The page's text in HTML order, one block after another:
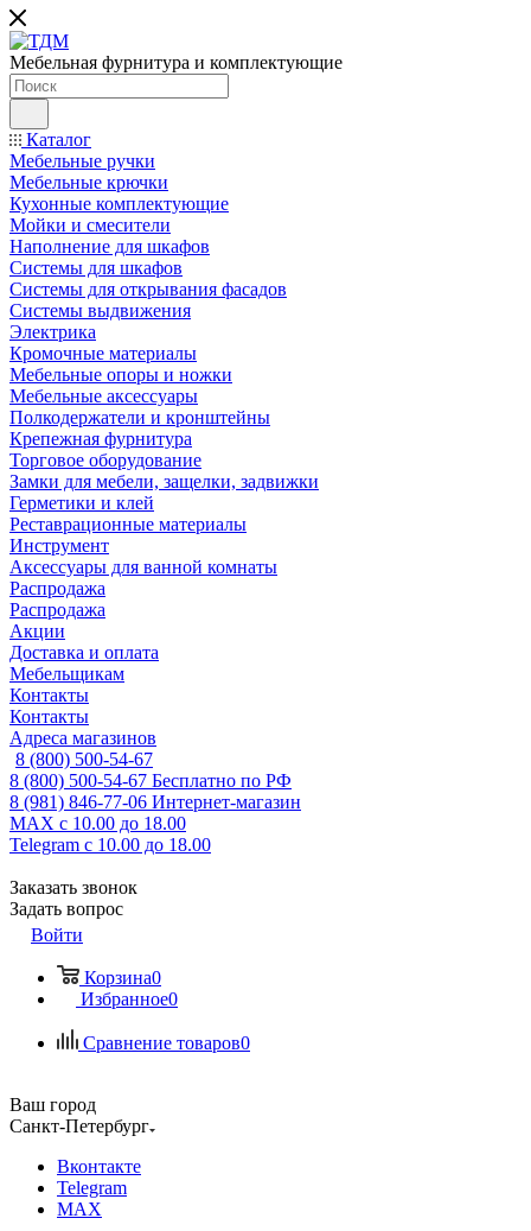
Мебельная фурнитура и комплектующие
Каталог
Мебельные ручки
Мебельные крючки
Кухонные комплектующие
Мойки и смесители
Наполнение для шкафов
Cистемы для шкафов
Системы для открывания фасадов
Системы выдвижения
Электрика
Кромочные материалы
Мебельные опоры и ножки
Мебельные аксессуары
Полкодержатели и кронштейны
Крепежная фурнитура
Торговое оборудование
Замки для мебели, защелки, задвижки
Герметики и клей
Реставрационные материалы
Инструмент
Аксессуары для ванной комнаты
Распродажа
Распродажа
Акции
Доставка и оплата
Мебельщикам
Контакты
Контакты
Адреса магазинов
8 (800) 500-54-67
8 (800) 500-54-67 Бесплатно по РФ
8 (981) 846-77-06 Интернет-магазин
MAX с 10.00 до 18.00
Telegram с 10.00 до 18.00
Заказать звонок
Задать вопрос
Войти
Корзина0
Избранное0
Сравнение товаров0
Ваш город
Санкт-Петербург
Вконтакте
Telegram
MAX